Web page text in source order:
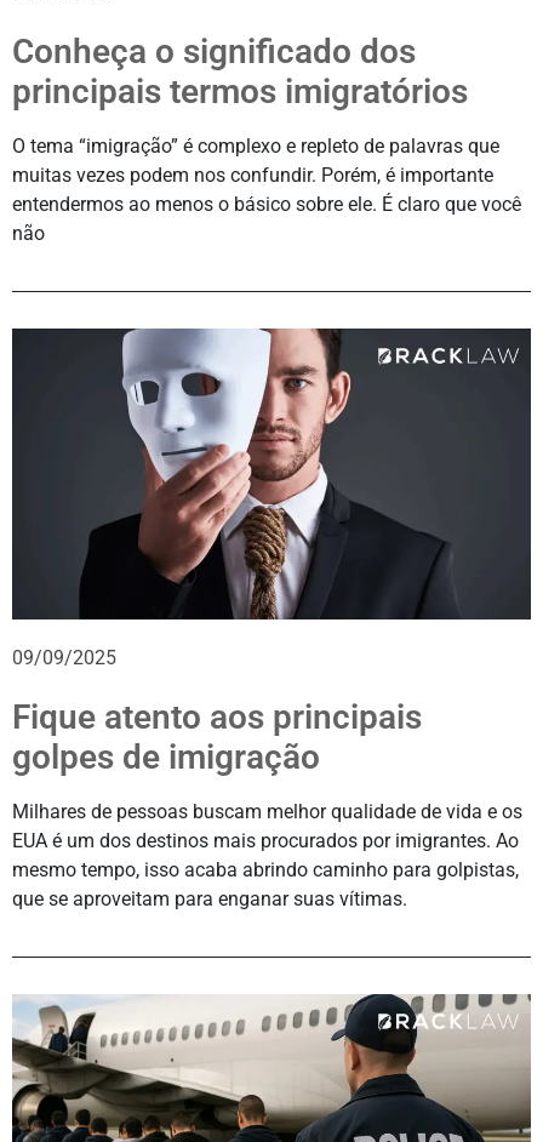
Conheça o significado dos
principais termos imigratórios
O tema “imigração” é complexo e repleto de palavras que
muitas vezes podem nos confundir. Porém, é importante
entendermos ao menos o básico sobre ele. É claro que você
não
09/09/2025
Fique atento aos principais
golpes de imigração
Milhares de pessoas buscam melhor qualidade de vida e os
EUA é um dos destinos mais procurados por imigrantes. Ao
mesmo tempo, isso acaba abrindo caminho para golpistas,
que se aproveitam para enganar suas vítimas.